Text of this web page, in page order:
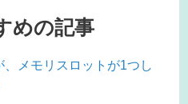
めの記事
、メモリスロットが1つし